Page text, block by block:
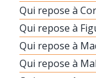
Qui repose à
Qui repose à
Qui repose à
Qui repose à